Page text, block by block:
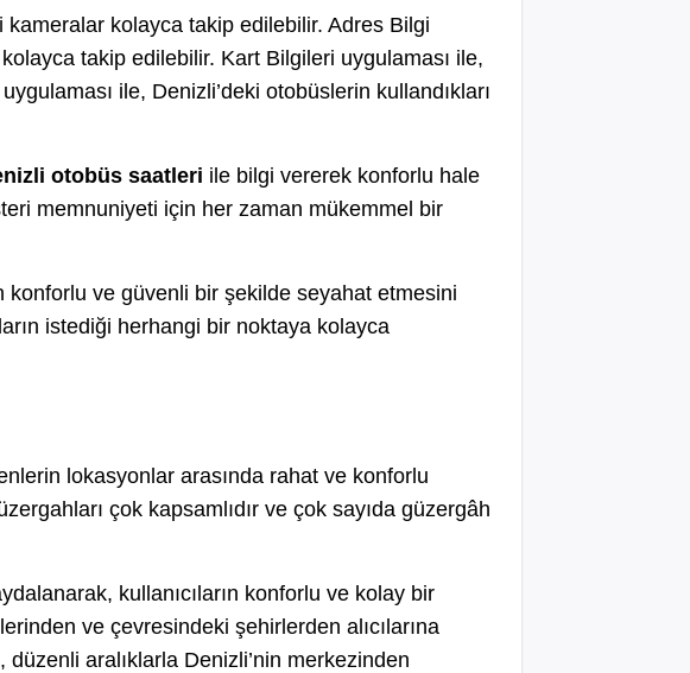
kameralar kolayca takip edilebilir. Adres Bilgi
takip edilebilir. Kart Bilgileri uygulaması ile,
ile, Denizli’deki otobüslerin kullandıkları
otobüs saatleri ile bilgi vererek konforlu hale
memnuniyeti için her zaman mükemmel bir
konforlu ve güvenli bir şekilde seyahat etmesini
istediği herhangi bir noktaya kolayca
lokasyonlar arasında rahat ve konforlu
çok kapsamlıdır ve çok sayıda güzergâh
kullanıcıların konforlu ve kolay bir
ve çevresindeki şehirlerden alıcılarına
aralıklarla Denizli’nin merkezinden